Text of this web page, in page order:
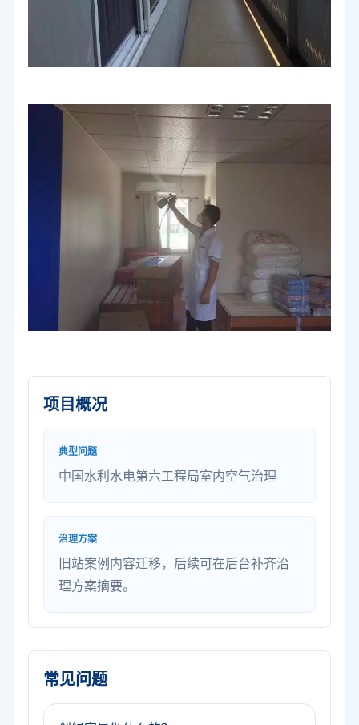
项目概况
典型问题
中国水利水电第六工程局室内空气治理
治理方案
旧站案例内容迁移，后续可在后台补齐治
理方案摘要。
常见问题